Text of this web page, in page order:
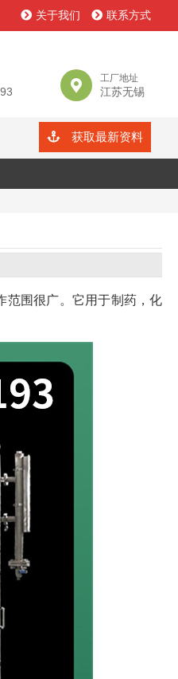
关于我们 联系方式
工厂地址
江苏无锡
获取最新资料
范围很广。它用于制药，化